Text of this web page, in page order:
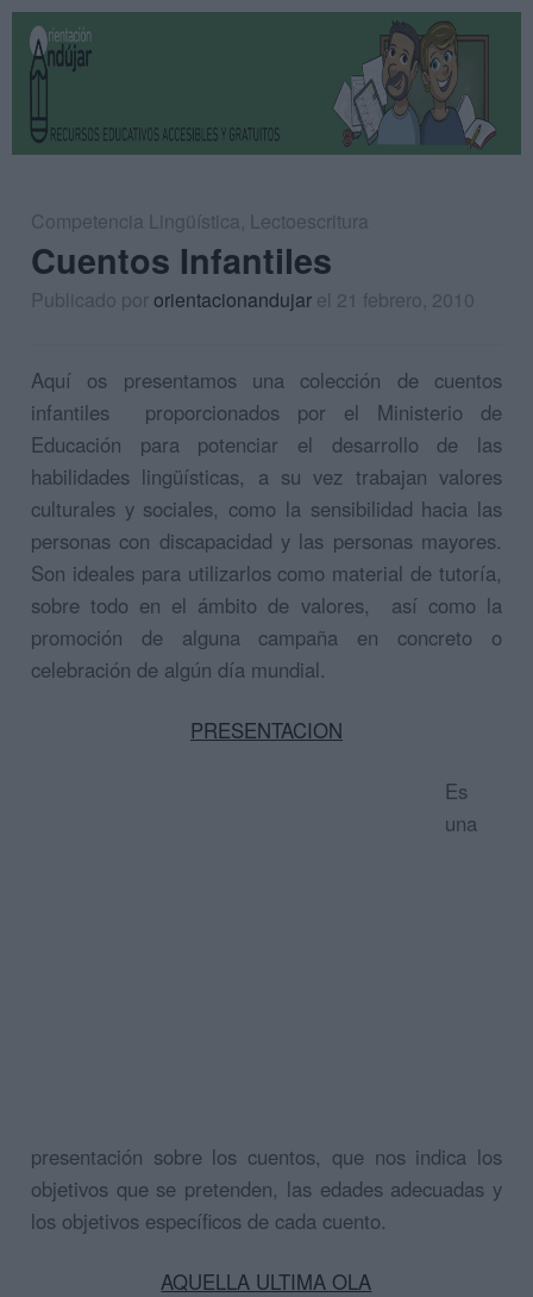
Competencia Lingüística, Lectoescritura
Cuentos Infantiles
Publicado pororientacionandujar el 21 febrero, 2010
Aquí os presentamos una colección de cuentos
infantiles proporcionados por el Ministerio de
Educación para potenciar el desarrollo de las
habilidades lingüísticas, a su vez trabajan valores
culturales y sociales, como la sensibilidad hacia las
personas con discapacidad y las personas mayores.
Son ideales para utilizarlos como material de tutoría,
sobre todo en el ámbito de valores, así como la
promoción de alguna campaña en concreto o
celebración de algún día mundial.
PRESENTACION
Es
una
presentación sobre los cuentos, que nos indica los
objetivos que se pretenden, las edades adecuadas y
los objetivos específicos de cada cuento.
AQUELLA ULTIMA OLA